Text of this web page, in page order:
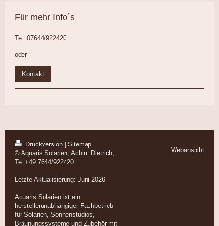
Für mehr Info´s
Tel. 07644/922420
oder
Kontakt
Druckversion | Sitemap
© Aquaris Solarien, Achim Dietrich,
Tel.+49 7644/922420
Letzte Aktualisierung: Juni 2026
Aquaris Solarien ist ein
herstellerunabhängiger Fachbetrieb
für Solarien, Sonnenstudios,
Bräunungssysteme und Zubehör mit
Webansicht